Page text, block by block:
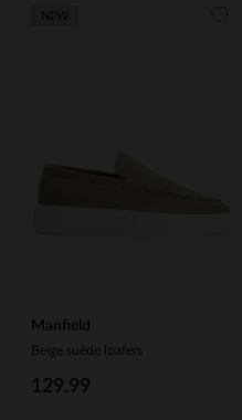
Manfield
Beige suède loafers
129.99